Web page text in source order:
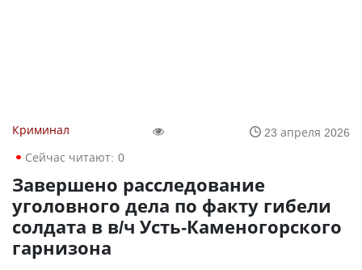
Криминал
23 апреля 2026
Сейчас читают: 0
Завершено расследование
уголовного дела по факту гибели
солдата в в/ч Усть-Каменогорского
гарнизона